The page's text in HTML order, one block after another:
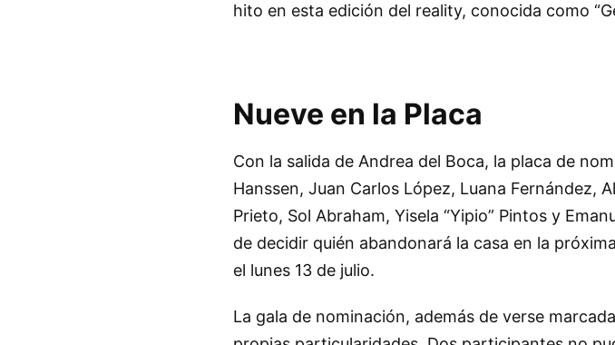
hito en esta edición del reality, conocida como
Nueve en la Placa
Con la salida de Andrea del Boca, la placa de
Hanssen, Juan Carlos López, Luana Fernández,
Prieto, Sol Abraham, Yisela “Yipio” Pintos y
de decidir quién abandonará la casa en la
el lunes 13 de julio.
La gala de nominación, además de verse